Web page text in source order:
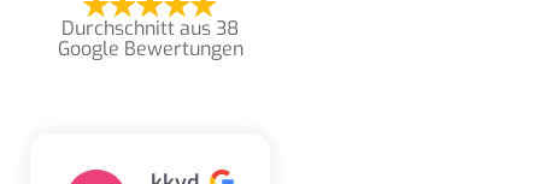
Durchschnitt aus 38
Google Bewertungen